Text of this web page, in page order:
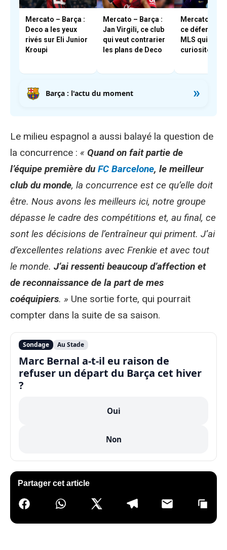
Mercato – Barça :
Deco a les yeux
rivés sur Eli Junior
Kroupi
Mercato – Barça :
Jan Virgili, ce club
qui veut contrarier
les plans de Deco
Mercato –
ce défenseur
MLS qui a
curiosité de
Barça : l'actu du moment »
Le milieu espagnol a aussi balayé la question de
la concurrence : « Quand on fait partie de
l’équipe première du FC Barcelone, le meilleur
club du monde, la concurrence est ce qu’elle doit
être. Nous avons les meilleurs ici, notre groupe
dépasse le cadre des compétitions et, au final, ce
sont les décisions de l’entraîneur qui priment. J’ai
d’excellentes relations avec Frenkie et avec tout
le monde. J’ai ressenti beaucoup d’affection et
de reconnaissance de la part de mes
coéquipiers. » Une sortie forte, qui pourrait
compter dans la suite de sa saison.
Sondage Au Stade
Marc Bernal a-t-il eu raison de
refuser un départ du Barça cet hiver
?
Oui
Non
Partager cet article